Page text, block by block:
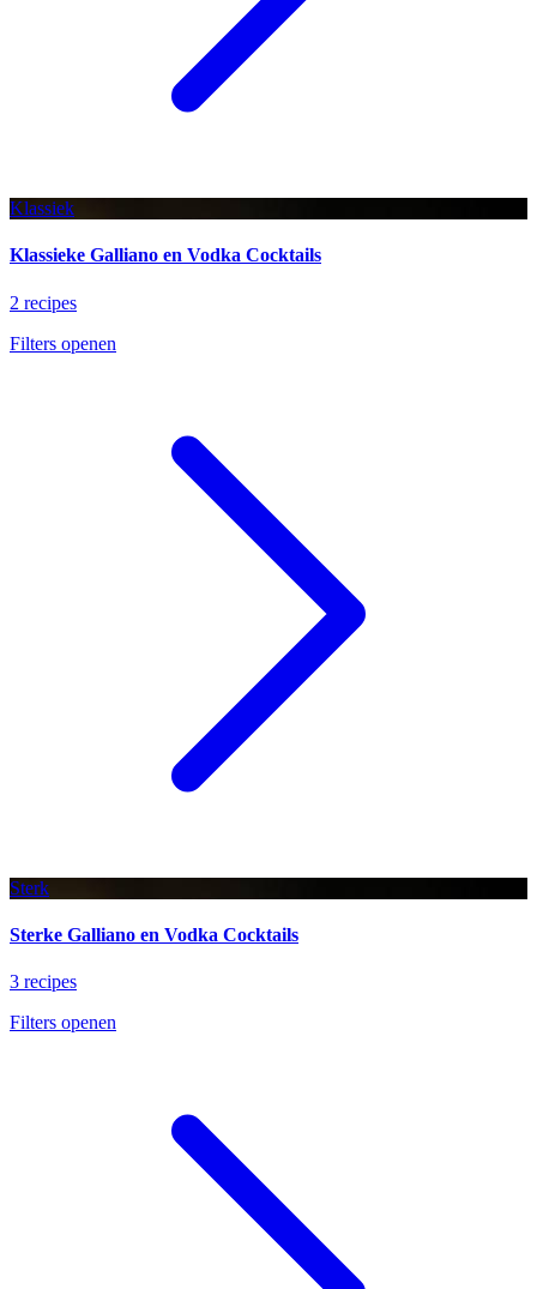
Klassiek
Klassieke Galliano en Vodka Cocktails
2 recipes
Filters openen
Sterk
Sterke Galliano en Vodka Cocktails
3 recipes
Filters openen